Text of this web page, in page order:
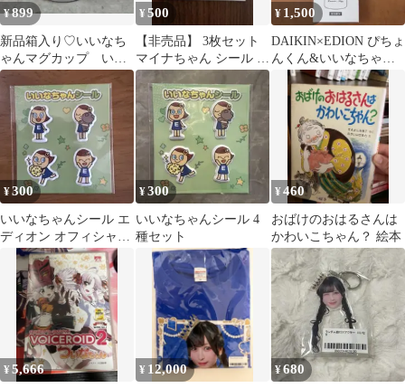
¥899
新品箱入り♡いいなち
ゃんマグカップ いい
ことあるといいな
♪EDION 非売品
¥500
【非売品】 3枚セット
マイナちゃん シール 新
品未使用
¥ 1,500
DAIKIN×EDION ぴちょ
んくん&いいなちゃん
ハンドル付ステンレス
ボトル
¥300
いいなちゃんシール エ
ディオン オフィシャル
キャラクター
¥300
いいなちゃんシール 4
種セット
¥460
おばけのおはるさんは
かわいこちゃん？ 絵本
¥5,666 ¥ 12,000 ¥680